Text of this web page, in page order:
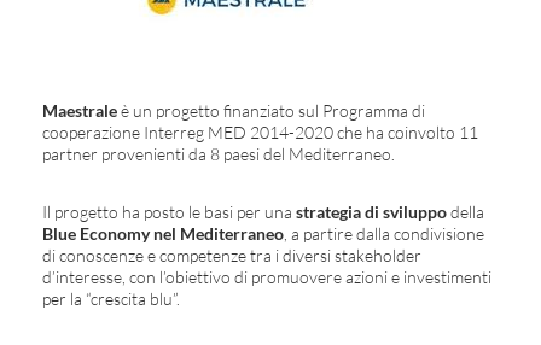
Maestraleè un progetto finanziato sul Programma di
cooperazione Interreg MED 2014-2020 che ha coinvolto 11
partner provenienti da 8 paesi del Mediterraneo.
Il progetto ha posto le basi per una strategia di sviluppodella
Blue Economy nel Mediterraneo , a partire dalla condivisione
di conoscenze e competenze tra i diversi stakeholder
d’interesse, con l’obiettivo di promuovere azioni e investimenti
per la “crescita blu”.